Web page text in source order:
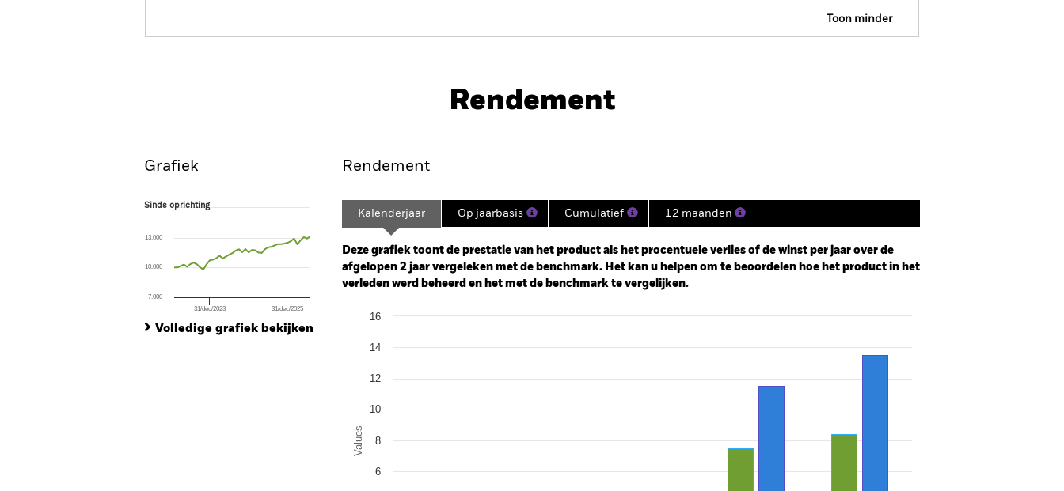
Toon minder
Rendement
Grafiek
Sinds oprichting
The chart has 1 X axis displaying Time. Range: 2023-01-31 00:00:00 to 2026-07-31 00:00:00.
The chart has 1 Y axis displaying values. Range: -30 to 60.
Sinds oprichting
31/dec/2023 31/dec/2025
7.000
10.000
13.000
Volledige grafiek bekijken
Rendement
Kalenderjaar Op jaarbasis Cumulatief 12 maanden
Deze grafiek toont de prestatie van het product als het procentuele verlies of de winst per jaar over de
afgelopen 2 jaar vergeleken met de benchmark. Het kan u helpen om te beoordelen hoe het product in het
verleden werd beheerd en het met de benchmark te vergelijken.
Chart
Bar chart with 2 data series.
The chart has 1 Y axis displaying Values. Range: 0 to 16.
Values
6
8
10
12
14
16